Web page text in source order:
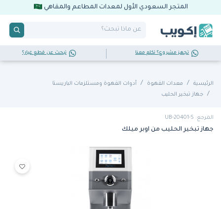
المتجر السعودي الأول لمعدات المطاعم والمقاهي
تجهز مشروع؟ تكلم معنا تبحث عن قطع غيار؟
الرئيسية معدات القهوة
أدوات القهوة ومستلزمات الباريستا
جهاز تبخير الحليب
المرجع: UB-20401-S
جهاز تبخير الحليب من اوبر ميلك